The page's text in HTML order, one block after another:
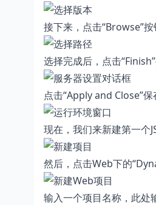
接下来，点击“Browse”
选择完成后，点击“Finish”
点击“Apply and Close”保
现在，我们来新建第一个
然后，点击Web下的
输入一个项目名称，此处